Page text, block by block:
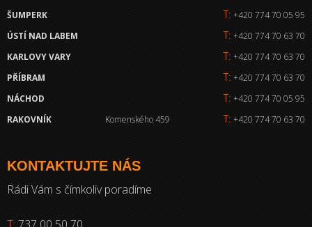
ŠUMPERK
T: +420 774 70 05 95
ÚSTÍ NAD LABEM
T: +420 774 70 63 70
KARLOVY VARY
T: +420 774 70 63 70
PŘÍBRAM
T: +420 774 70 63 70
NÁCHOD
T: +420 774 70 05 95
RAKOVNÍK
Komenského 459 T: +420 774 70 63 70
KONTAKTUJTE NÁS
Rádi Vám s čímkoliv poradíme